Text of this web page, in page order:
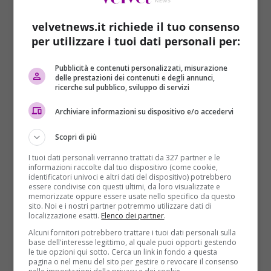
Cronaca
Addio a Maria Pia Fusco, una delle firme
migliori del cinema
La giornalista di Repubblica muore a Roma all’età di
77 anni. Firma storica del cinema, ha seguito...
Read More
ARTICOLI RECENTI
velvetnews.it richiede il tuo consenso
per utilizzare i tuoi dati personali per:
Pubblicità e contenuti personalizzati, misurazione
delle prestazioni dei contenuti e degli annunci,
ricerche sul pubblico, sviluppo di servizi
Archiviare informazioni su dispositivo e/o accedervi
Scopri di più
I tuoi dati personali verranno trattati da 327 partner e le
informazioni raccolte dal tuo dispositivo (come cookie,
identificatori univoci e altri dati del dispositivo) potrebbero
essere condivise con questi ultimi, da loro visualizzate e
memorizzate oppure essere usate nello specifico da questo
sito. Noi e i nostri partner potremmo utilizzare dati di
localizzazione esatti. Elenco dei partner.
Alcuni fornitori potrebbero trattare i tuoi dati personali sulla
base dell'interesse legittimo, al quale puoi opporti gestendo
le tue opzioni qui sotto. Cerca un link in fondo a questa
pagina o nel menu del sito per gestire o revocare il consenso